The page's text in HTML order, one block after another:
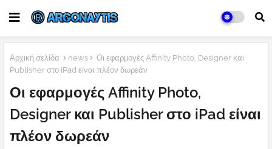
Αρχική σελίδα news
Οι εφαρμογές Affinity Photo, Designer και
Publisher στο iPad είναι πλέον δωρεάν
Οι εφαρμογές Affinity Photo,
Designer και Publisher στο iPad είναι
πλέον δωρεάν